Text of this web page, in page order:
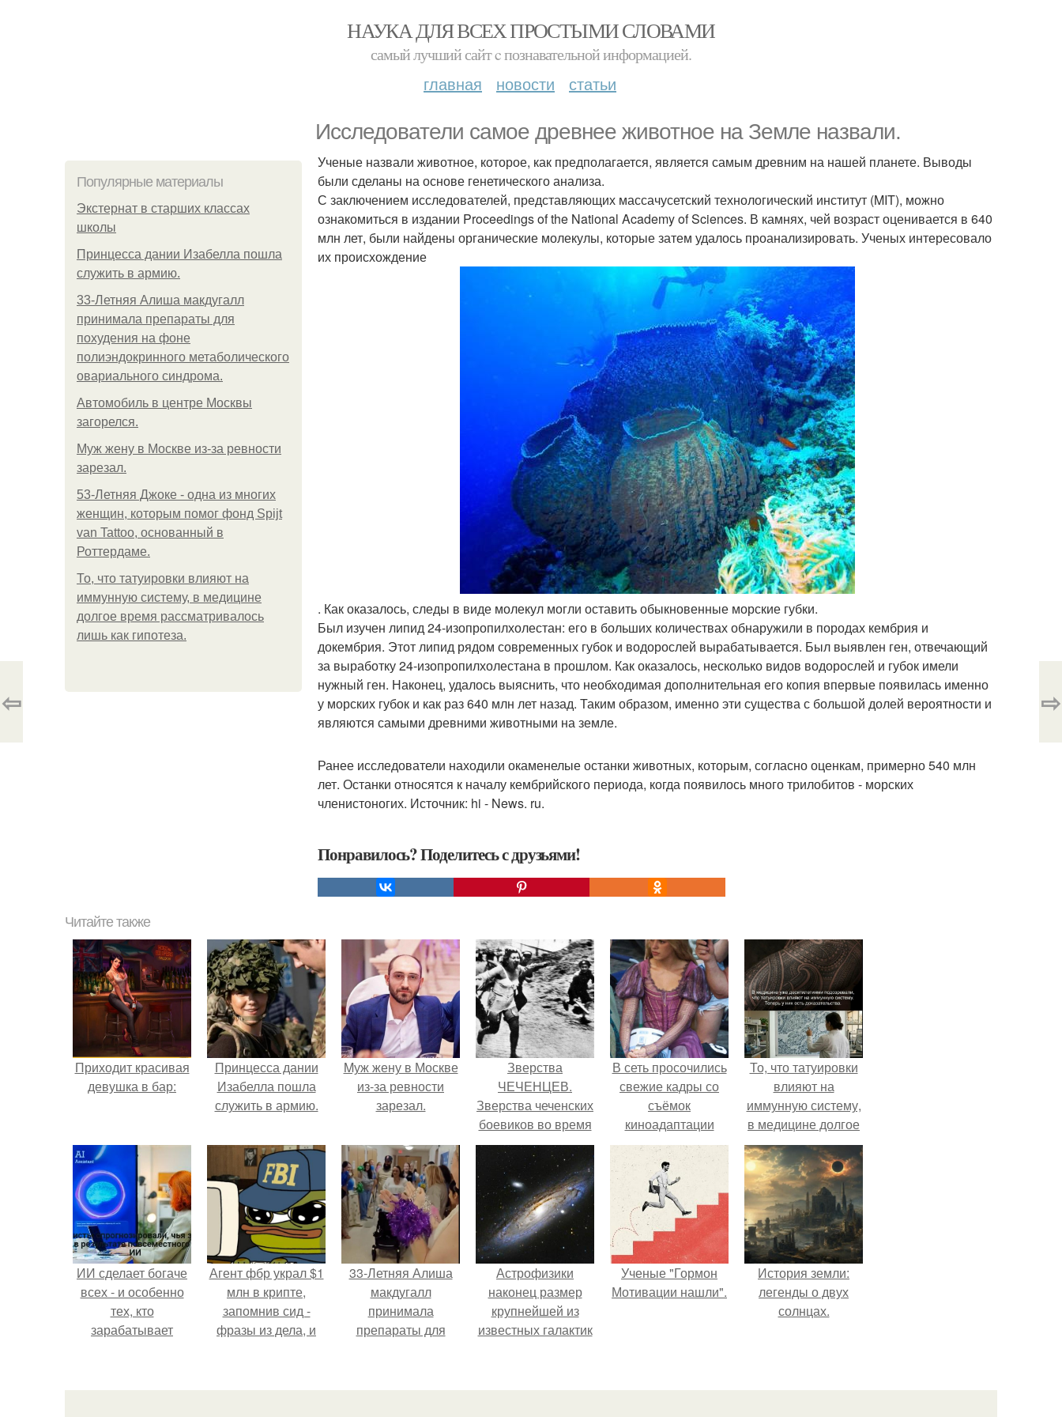
НАУКА ДЛЯ ВСЕХ ПРОСТЫМИ СЛОВАМИ
самый лучший сайт c познавательной информацией.
главная новости статьи
Исследователи самое древнее животное на Земле назвали.
Популярные материалы
Экстернат в старших классах
школы
Принцесса дании Изабелла пошла
служить в армию.
33-Летняя Алиша макдугалл
принимала препараты для
похудения на фоне
полиэндокринного метаболического
овариального синдрома.
Автомобиль в центре Москвы
загорелся.
Mуж жену в Москве из-за ревности
зарезал.
53-Летняя Джоке - одна из многих
женщин, которым помог фонд Spijt
van Tattoo, основанный в
Роттердаме.
То, что татуировки влияют на
иммунную систему, в медицине
долгое время рассматривалось
лишь как гипотеза.
Ученые назвали животное, которое, как предполагается, является самым древним на нашей планете. Выводы
были сделаны на основе генетического анализа.
С заключением исследователей, представляющих массачусетский технологический институт (MIT), можно
ознакомиться в издании Proceedings of the National Academy of Sciences. В камнях, чей возраст оценивается в 640
млн лет, были найдены органические молекулы, которые затем удалось проанализировать. Ученых интересовало
их происхождение
. Как оказалось, следы в виде молекул могли оставить обыкновенные морские губки.
Был изучен липид 24-изопропилхолестан: его в больших количествах обнаружили в породах кембрия и
докембрия. Этот липид рядом современных губок и водорослей вырабатывается. Был выявлен ген, отвечающий
за выработку 24-изопропилхолестана в прошлом. Как оказалось, несколько видов водорослей и губок имели
нужный ген. Наконец, удалось выяснить, что необходимая дополнительная его копия впервые появилась именно
у морских губок и как раз 640 млн лет назад. Таким образом, именно эти существа с большой долей вероятности и
являются самыми древними животными на земле.
Ранее исследователи находили окаменелые останки животных, которым, согласно оценкам, примерно 540 млн
лет. Останки относятся к началу кембрийского периода, когда появилось много трилобитов - морских
членистоногих. Источник: hi - News. ru.
Понравилось? Поделитесь с друзьями!
⇦ ⇨
Читайте также
Приходит красивая
девушка в бар:
Принцесса дании
Изабелла пошла
служить в армию.
Mуж жену в Москве
из-за ревности
зарезал.
Зверства
ЧЕЧЕНЦЕВ.
Зверства чеченских
боевиков во время
первой чеченской.
В сеть просочились
свежие кадры со
съёмок
киноадаптации
"Рапунцель", и всё
внимание
моментально
оказалось
приковано к Тиган
крофт.
То, что татуировки
влияют на
иммунную систему,
в медицине долгое
время
рассматривалось
лишь как гипотеза.
ИИ сделает богаче
всех - и особенно
тех, кто
зарабатывает
Агент фбр украл $1
млн в крипте,
запомнив сид -
фразы из дела, и
потратить.
33-Летняя Алиша
макдугалл
принимала
препараты для
метаболического
Астрофизики
наконец размер
крупнейшей из
известных галактик
Ученые "Гормон
Мотивации нашли".
История земли:
легенды о двух
солнцах.